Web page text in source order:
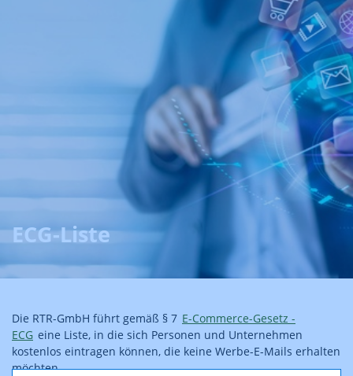
ECG-Liste
Die RTR-GmbH führt gemäß § 7 E-Commerce-Gesetz -
ECG eine Liste, in die sich Personen und Unternehmen
kostenlos eintragen können, die keine Werbe-E-Mails erhalten
möchten.